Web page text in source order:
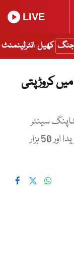
LIVE
جنگ کھیل انٹرٹینمنٹ
کروڑ پتی
سینٹر
میں پناہ لینے والی خاتون نے لاٹری ٹکٹ خریدا اور 50 ہزار